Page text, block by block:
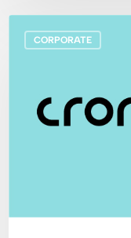
CORPORATE
hommes